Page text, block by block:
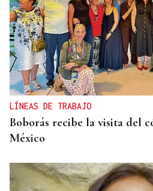
LÍNEAS DE TRABAJO
Boborás recibe la visita del
México